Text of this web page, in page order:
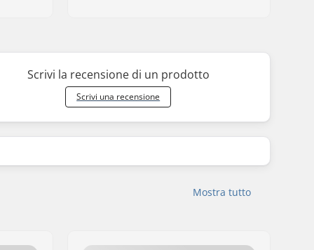
Scrivi la recensione di un prodotto
Scrivi una recensione
Mostra tutto